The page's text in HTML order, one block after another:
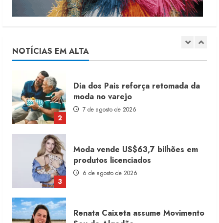
NOTÍCIAS EM ALTA
2
7 de agosto de 2026
3
Moda vende US$63,7 bilhões em
produtos licenciados
6 de agosto de 2026
4
Renata Caixeta assume Movimento
Sou de Algodão
5 de agosto de 2026
Fakini prevê R$345 milhões de